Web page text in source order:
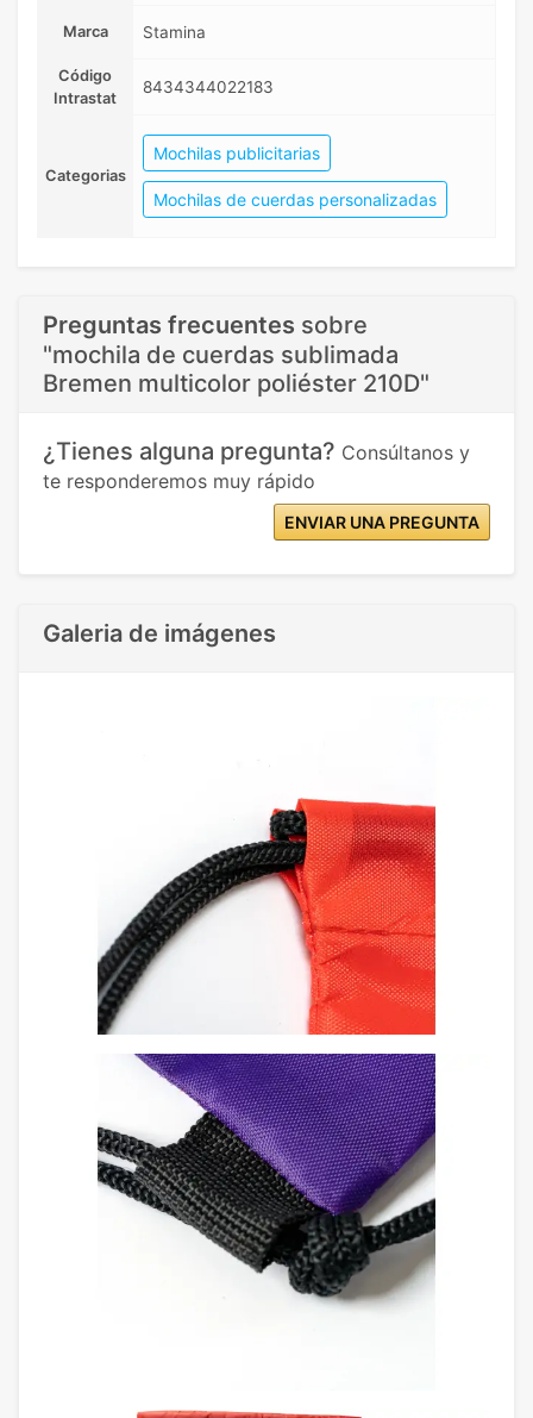
Marca Stamina
Código
Intrastat
8434344022183
Categorias
Mochilas publicitarias
Mochilas de cuerdas personalizadas
Preguntas frecuentes sobre
"mochila de cuerdas sublimada
Bremen multicolor poliéster 210D"
¿Tienes alguna pregunta? Consúltanos y
te responderemos muy rápido
ENVIAR UNA PREGUNTA
Galeria de imágenes